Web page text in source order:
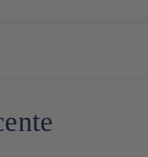
connaître du grand public
et culture web, toujours